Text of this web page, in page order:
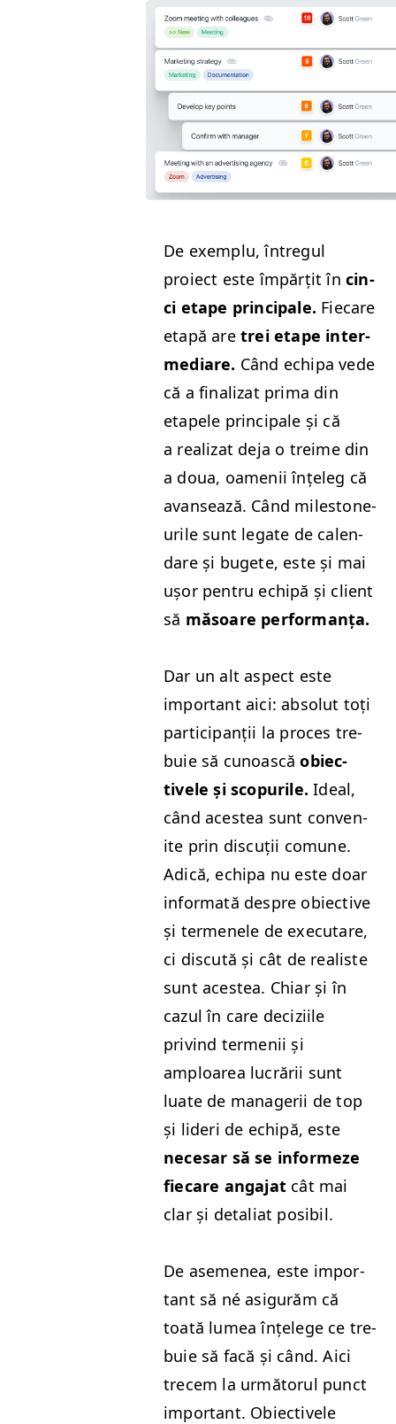
De exem­plu, întreg­ul
proiect este împărțit în cin­
ci etape prin­ci­pale. Fiecare
etapă are trei etape inter­
me­di­are. Când echipa vede
că a final­izat pri­ma din
etapele prin­ci­pale și că
a real­izat deja o treime din
a doua, oamenii înțe­leg că
avansează. Când mile­stone-
urile sunt legate de cal­en­
dare și bugete, este și mai
ușor pen­tru echipă și client
să măsoare per­for­manța.
Dar un alt aspect este
impor­tant aici: abso­lut toți
par­tic­i­panții la pro­ces tre­
buie să cunoascăobiec­
tivele și scop­urile. Ide­al,
când aces­tea sunt con­ven­
ite prin dis­cuții comune.
Adică, echipa nu este doar
infor­mată despre obiec­tive
și termenele de exe­cutare,
ci dis­cută și cât de real­iste
sunt aces­tea. Chiar și în
cazul în care decizi­ile
privind ter­menii și
amploarea lucrării sunt
luate de man­agerii de top
și lid­eri de echipă, este
nece­sar să se informeze
fiecare anga­jat cât mai
clar și detal­i­at posibil.
De aseme­nea, este impor­
tant să né asig­urăm că
toată lumea înțelege ce tre­
buie să facă și când. Aici
tre­cem la urmă­torul punct
impor­tant. Obiec­tivele